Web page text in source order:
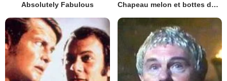
Absolutely Fabulous Chapeau melon et bottes de cuir - 1961